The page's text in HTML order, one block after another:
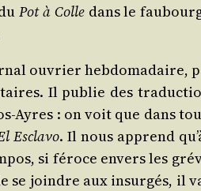
Pot à Colledans le
ouvrier heb­do­ma­daire,
Il publie des
Ayres : on voit que dans
Escla­vo. Il nous apprend
si féroce envers les
se joindre aux insur­gés, il